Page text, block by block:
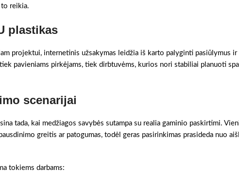
to reikia.
plastikas
projektui, internetinis užsakymas leidžia iš karto palyginti pasiūlymus
pavieniams pirkėjams, tiek dirbtuvėms, kurios nori stabiliai planuoti
scenarijai
tada, kai medžiagos savybės sutampa su realia gaminio paskirtimi.
greitis ar patogumas, todėl geras pasirinkimas prasideda nuo
tokiems darbams: